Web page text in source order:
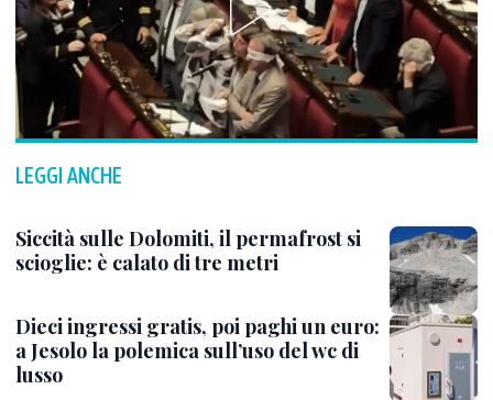
LEGGI ANCHE
Siccità sulle Dolomiti, il permafrost si
scioglie: è calato di tre metri
Dieci ingressi gratis, poi paghi un euro:
a Jesolo la polemica sull’uso del wc di
lusso